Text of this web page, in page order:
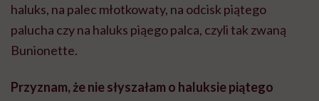
haluks, na palec młotkowaty, na odcisk piątego
palucha czy na haluks piąego palca, czyli tak zwaną
Bunionette.
Przyznam, że nie słyszałam o haluksie piątego